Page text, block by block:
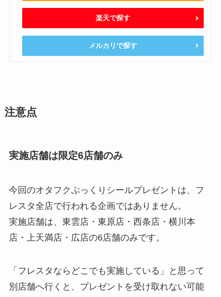
楽天で探す
メルカリで探す
注意点
実施店舗は限定6店舗のみ
今回のオタフクぷっくりシールプレゼントは、フ
レスタ全店で行われる企画ではありません。
実施店舗は、東雲店・東原店・西条店・横川本
店・上天満店・広店の6店舗のみです。
「フレスタならどこでも実施している」と思って
別店舗へ行くと、プレゼントを受け取れない可能